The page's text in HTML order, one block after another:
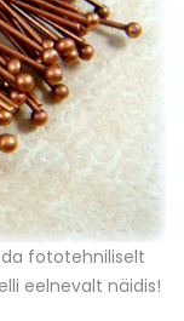
fototehniliselt
eelnevalt näidis!